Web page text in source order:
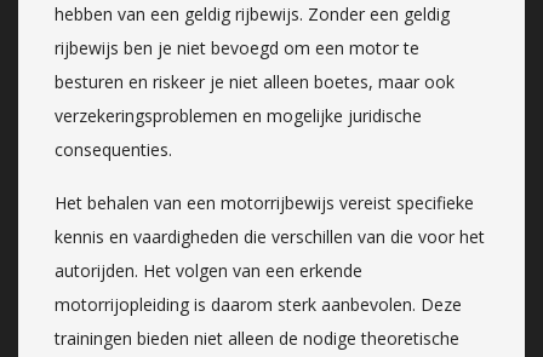
hebben van een geldig rijbewijs. Zonder een geldig
rijbewijs ben je niet bevoegd om een motor te
besturen en riskeer je niet alleen boetes, maar ook
verzekeringsproblemen en mogelijke juridische
consequenties.
Het behalen van een motorrijbewijs vereist specifieke
kennis en vaardigheden die verschillen van die voor het
autorijden. Het volgen van een erkende
motorrijopleiding is daarom sterk aanbevolen. Deze
trainingen bieden niet alleen de nodige theoretische